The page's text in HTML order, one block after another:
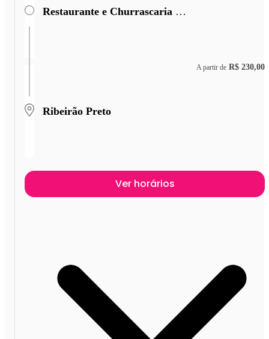
Restaurante e Churrascaria São Cristóvão
Ribeirão Preto
A partir de R$ 230,00
Ver horários